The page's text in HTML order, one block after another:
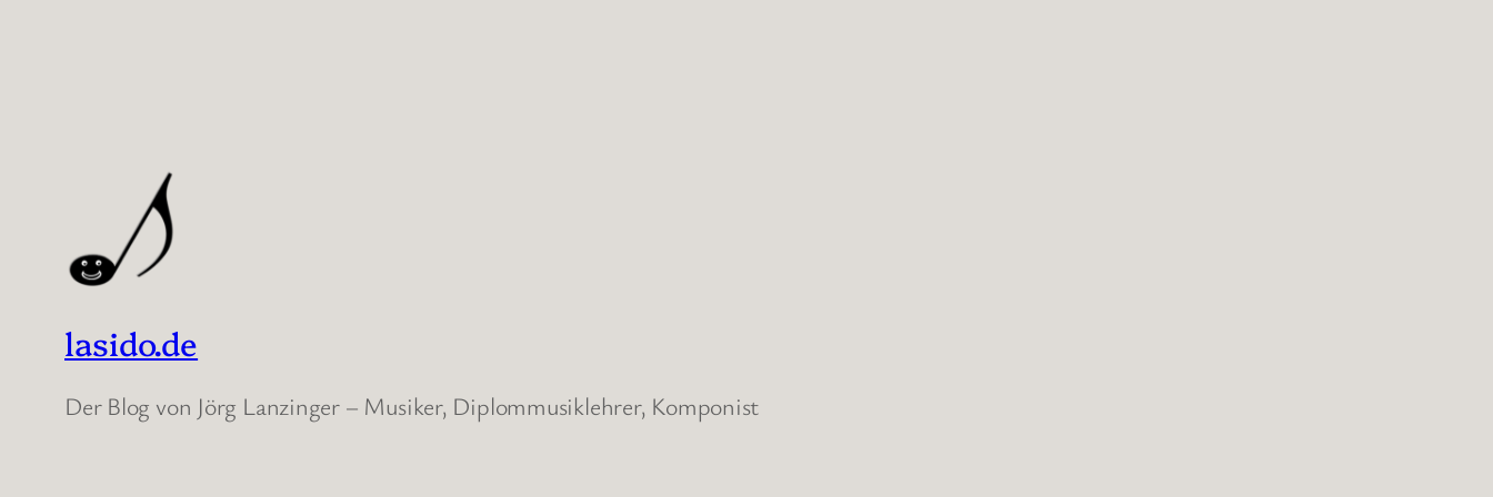
lasido.de
Der Blog von Jörg Lanzinger – Musiker, Diplommusiklehrer, Komponist